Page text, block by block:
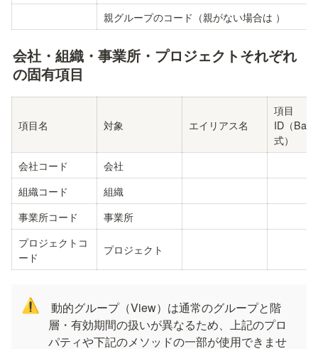
親グループのコード（親がない場合は ）
会社・組織・事業所・プロジェクトそれぞれ
の固有項目
項目名 対象 エイリアス名
項目
ID（
式）
会社コード
会社
組織コード
組織
事業所コード
事業所
プロジェクトコ
ード
プロジェクト
⚠️
層・有効期間の扱いが異なるため、上記のプロ
パティや下記のメソッドの一部が使用できませ